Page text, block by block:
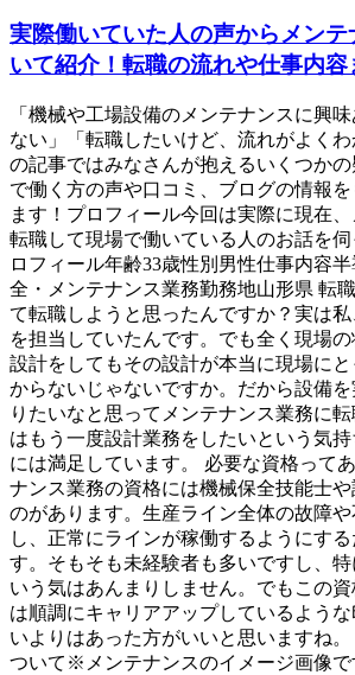
実際働いていた人の声からメン
いて紹介！転職の流れや仕事内容
「機械や工場設備のメンテナンスに興
ない」「転職したいけど、流れがよく
の記事ではみなさんが抱えるいくつか
で働く方の声や口コミ、ブログの情報
ます！プロフィール今回は実際に現在
転職して現場で働いている人のお話を
ロフィール年齢33歳性別男性仕事内容
全・メンテナンス業務勤務地山形県 転
て転職しようと思ったんですか？実は
を担当していたんです。でも全く現場
設計をしてもその設計が本当に現場に
からないじゃないですか。だから設備
りたいなと思ってメンテナンス業務に
はもう一度設計業務をしたいという気
には満足しています。 必要な資格って
ナンス業務の資格には機械保全技能士
のがあります。生産ライン全体の故障
し、正常にラインが稼働するようにす
す。そもそも未経験者も多いですし、
いう気はあんまりしません。でもこの
は順調にキャリアアップしているよう
いよりはあった方がいいと思いますね
ついて※メンテナンスのイメージ画像